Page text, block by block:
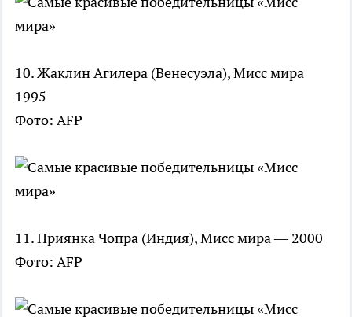
10. Жаклин Агилера (Венесуэла), Мисс мира
1995
Фото: AFP
11. Приянка Чопра (Индия), Мисс мира — 2000
Фото: AFP